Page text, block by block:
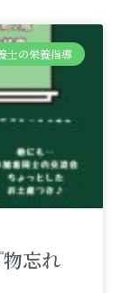
士の栄養指導
忘れ